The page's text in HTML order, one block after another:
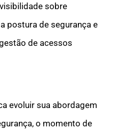
sobre
postura de segurança e
de acessos
evoluir sua abordagem
o momento de